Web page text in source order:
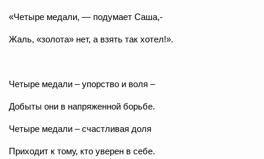
«Четыре медали, — подумает Саша,-
Жаль, «золота» нет, а взять так хотел!».
Четыре медали – упорство и воля –
Добыты они в напряженной борьбе.
Четыре медали – счастливая доля
Приходит к тому, кто уверен в себе.